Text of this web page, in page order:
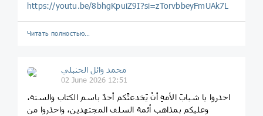
https://youtu.be/8bhgKpuiZ9I?si=zTorvbbeyFmUAk7L
Читать полностью…
محمد وائل الحنبلي
02 June 2026 12:51
احذروا يا شبابَ الأمةِ أنْ يَخدعنَّكم أحدٌ باسم الكتاب والسنة،
وعليكم بمذاهب أئمة السلف المجتهدين، واحذروا من